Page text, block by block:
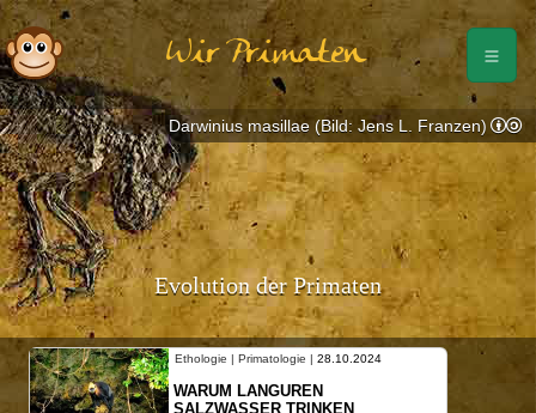
Wir Primaten
Evolution der Primaten
Ethologie | Primatologie | 28.10.2024
WARUM LANGUREN
SALZWASSER TRINKEN
Darwinius masillae (Bild: Jens L. Franzen)